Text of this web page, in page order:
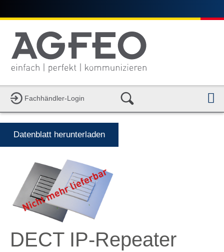
Fachhändler-Login
Datenblatt herunterladen
DECT IP-Repeater